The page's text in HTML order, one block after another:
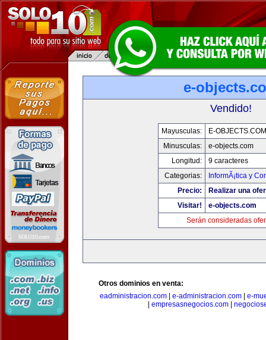
e-
Vendido!
Mayusculas:
E-OBJECTS.COM
Minusculas:
e-objects.com
Longitud:
9 caracteres
Categorias:
InformÃ¡tica y
Precio:
Realizar una
Visitar!
e-objects.com
Serán consideradas
Otros dominios en venta:
eadministracion.com| e-administracion.com| e-
empresasnegocios.com|